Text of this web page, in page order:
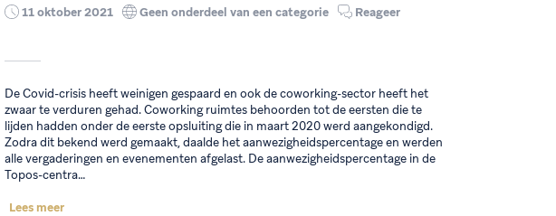
11 oktober 2021 Geen onderdeel van een categorie Reageer
De Covid-crisis heeft weinigen gespaard en ook de coworking-sector heeft het
zwaar te verduren gehad. Coworking ruimtes behoorden tot de eersten die te
lijden hadden onder de eerste opsluiting die in maart 2020 werd aangekondigd.
Zodra dit bekend werd gemaakt, daalde het aanwezigheidspercentage en werden
alle vergaderingen en evenementen afgelast. De aanwezigheidspercentage in de
Topos-centra…
Lees meer